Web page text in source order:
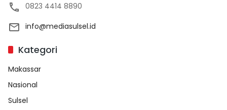
0823 4414 8890
info@mediasulsel.id
Kategori
Makassar
Nasional
Sulsel